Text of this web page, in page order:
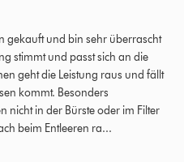
23. August 2021 Bewertungen
gekauft und bin sehr überrascht
stimmt und passt sich an die
geht die Leistung raus und fällt
kommt. Besonders
nicht in der Bürste oder im Filter
beim Entleeren ra...